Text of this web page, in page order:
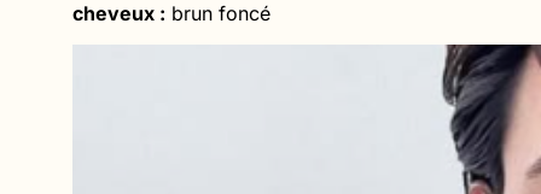
cheveux : brun foncé